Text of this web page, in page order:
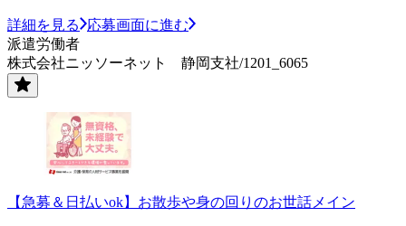
詳細を見る
応募画面に進む
派遣労働者
株式会社ニッソーネット 静岡支社/1201_6065
【急募＆日払いok】お散歩や身の回りのお世話メイン